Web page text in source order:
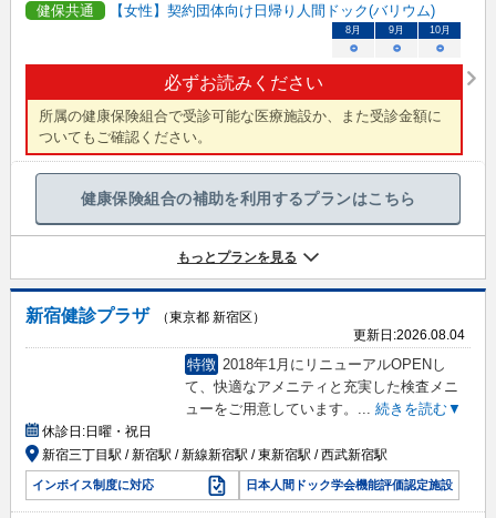
健保共通 【女性】契約団体向け日帰り人間ドック(バリウム)
必ずお読みください
所属の健康保険組合で受診可能な医療施設か、また受診金額に
ついてもご確認ください。
8 月 9 月 10月
○ ○ ○
健康保険組合の補助を利用するプランはこちら
もっとプランを見る
新宿健診プラザ
（東京都 新宿区）
更新日:2026.08.04
特徴 2018年1月にリニューアルOPENし
て、快適なアメニティと充実した検査メニ
ューをご用意しています。 ... 続きを読む▼
休診日:日曜・祝日
新宿三丁目駅 / 新宿駅 / 新線新宿駅 / 東新宿駅 / 西武新宿駅
インボイス制度に対応 日本人間ドック学会機能評価認定施設